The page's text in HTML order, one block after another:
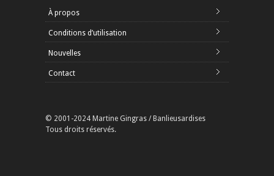
À propos
Conditions d’utilisation
Nouvelles
Contact
© 2001-2024 Martine Gingras / Banlieusardises
Tous droits réservés.